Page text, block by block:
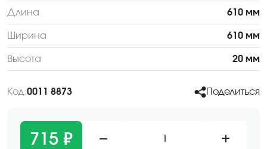
Длина 610 мм
Ширина 610 мм
Высота 20 мм
Код:0011 8873 Поделиться
715 ₽ 1